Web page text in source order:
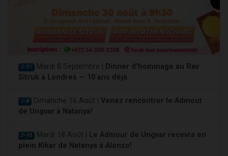
J-31 Mardi 8 Septembre |
Dinner d'hommage au Rav
Sitruk à Londres — 10 ans déjà
J-8 Dimanche 16 Août | Venez rencontrer le Admour
de Ungvar à Natanya!
J-10 Mardi 18 Août |
Le Admour de Ungvar recevra en
plein Kikar de Natanya à Alonzo!